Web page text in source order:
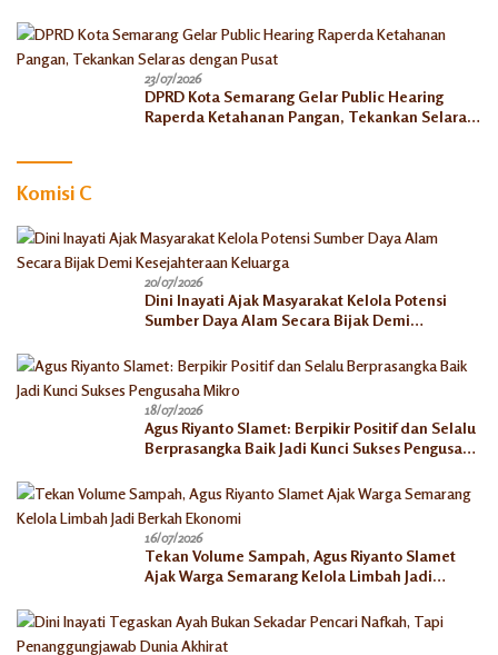
23/07/2026
DPRD Kota Semarang Gelar Public Hearing
Raperda Ketahanan Pangan, Tekankan Selaras
Komisi C
20/07/2026
Dini Inayati Ajak Masyarakat Kelola Potensi
Sumber Daya Alam Secara Bijak Demi
18/07/2026
Agus Riyanto Slamet: Berpikir Positif dan Selalu
Berprasangka Baik Jadi Kunci Sukses Pengusaha
16/07/2026
Tekan Volume Sampah, Agus Riyanto Slamet
Ajak Warga Semarang Kelola Limbah Jadi